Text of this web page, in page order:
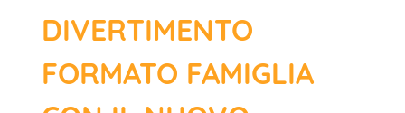
DIVERTIMENTO
FORMATO FAMIGLIA